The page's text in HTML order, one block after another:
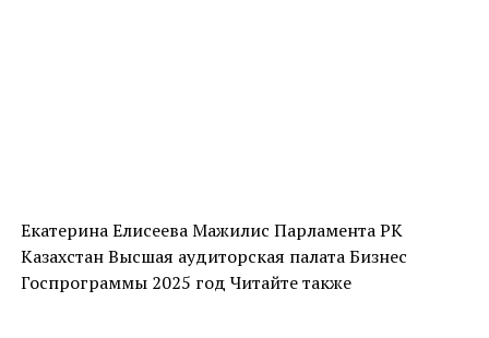
Екатерина Елисеева Мажилис Парламента РК
Казахстан Высшая аудиторская палата Бизнес
Госпрограммы 2025 год Читайте также